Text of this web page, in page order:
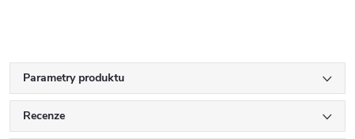
Parametry produktu
Recenze